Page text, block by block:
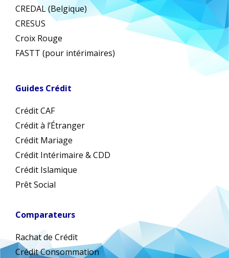
CREDAL (Belgique)
CRESUS
Croix Rouge
FASTT (pour intérimaires)
Guides Crédit
Crédit CAF
Crédit à l’Étranger
Crédit Mariage
Crédit Intérimaire & CDD
Crédit Islamique
Prêt Social
Comparateurs
Rachat de Crédit
Crédit Consommation